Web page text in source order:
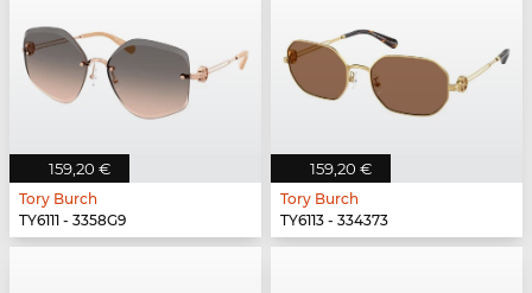
159,20 €
Tory Burch
TY6111 - 3358G9
159,20 €
Tory Burch
TY6113 - 334373